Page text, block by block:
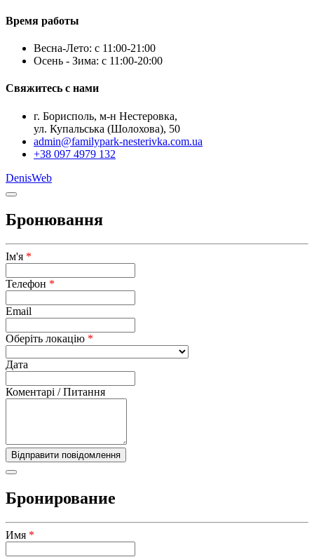
Время работы
Весна-Лето: с 11:00-21:00
Осень - Зима: с 11:00-20:00
Свяжитесь с нами
г. Борисполь, м-н Нестеровка,
ул. Купальська (Шолохова), 50
admin@familypark-nesterivka.com.ua
+38 097 4979 132
DenisWeb
Бронювання
Ім'я *
Телефон *
Email
Оберіть локацію *
Дата
Коментарі / Питання
Бронирование
Имя *